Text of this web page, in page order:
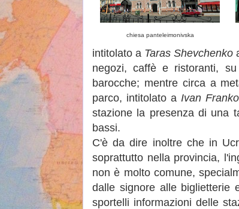
chiesa panteleimonivska
intitolato a Taras Shevchenko
negozi, caffè e ristoranti,
barocche; mentre circa a
parco, intitolato a Ivan Franko
stazione la presenza di una
bassi.
C'è da dire inoltre che in
soprattutto nella provincia,
non è molto comune,
dalle signore alle biglietterie
sportelli informazioni delle